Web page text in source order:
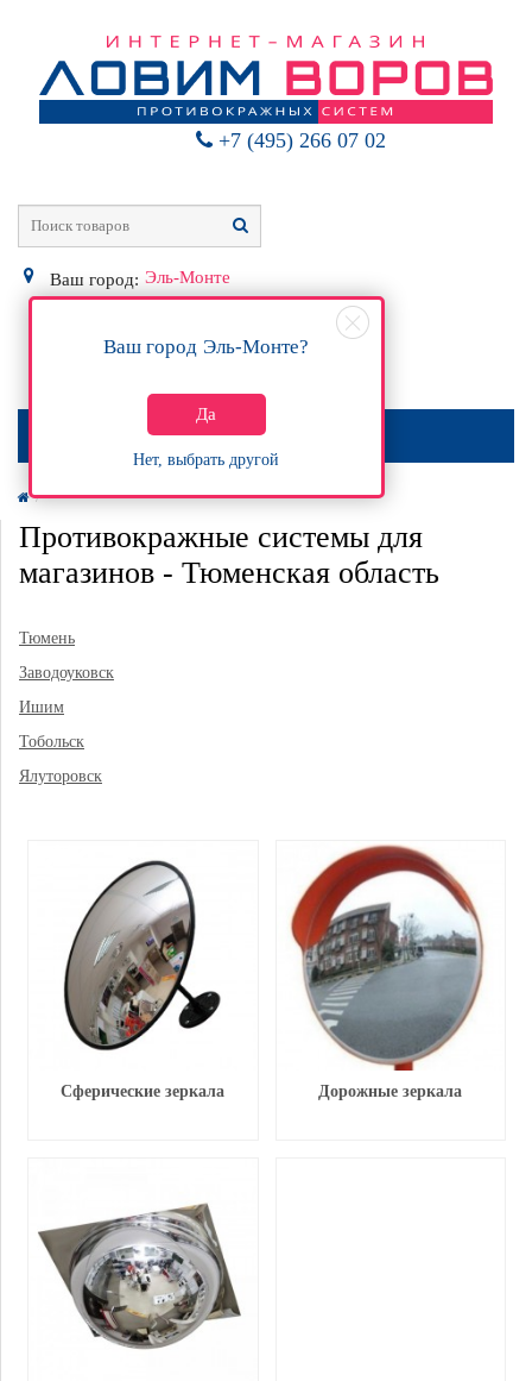
+7 (495) 266 07 02
Ваш город: Эль-Монте
Ваш город Эль-Монте?
Да
Нет, выбрать другой
0Р
МЕНЮ
Противокражные системы для
магазинов - Тюменская область
Тюмень
Заводоуковск
Ишим
Тобольск
Ялуторовск
Сферические зеркала Дорожные зеркала